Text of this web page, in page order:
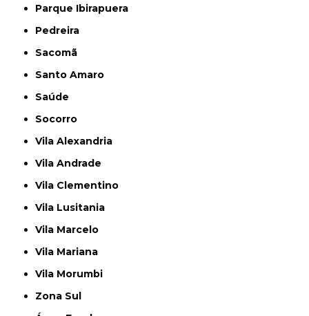
Parque Ibirapuera
Pedreira
Sacomã
Santo Amaro
Saúde
Socorro
Vila Alexandria
Vila Andrade
Vila Clementino
Vila Lusitania
Vila Marcelo
Vila Mariana
Vila Morumbi
Zona Sul